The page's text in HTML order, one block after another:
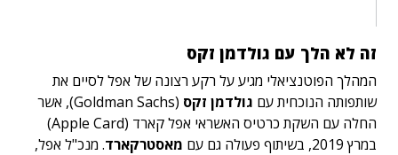
זה לא הלך עם גולדמן זקס
המהלך הפוטנציאלי מגיע על רקע רצונה של אפל לסיים את
שותפותה הנוכחית עם גולדמן זקס (Goldman Sachs),
אשר
החלה עם השקת כרטיס האשראי אפל קארד (Apple Card)
במרץ 2019, בשיתוף פעולה גם עם
מאסטרקארד. מנכ"ל אפל,